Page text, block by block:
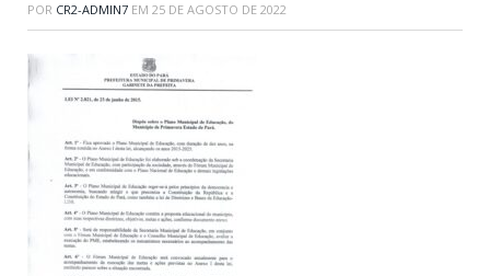
POR CR2-ADMIN7 EM 25 DE AGOSTO DE 2022